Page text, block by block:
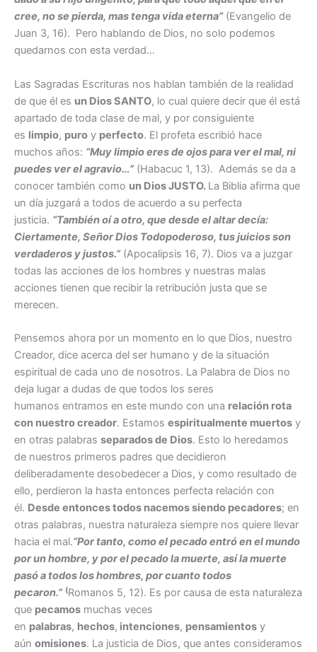
cree, no se pierda, mas tenga vida eterna”(Evangelio de
Juan 3, 16). Pero hablando de Dios, no solo podemos
quedarnos con esta verdad…
Las Sagradas Escrituras nos hablan también de la realidad
de que él es un Dios SANTO, lo cual quiere decir que él está
apartado de toda clase de mal, y por consiguiente
es limpio, puro y perfecto. El profeta escribió hace
muchos años: “Muy limpio eres de ojos para ver el mal, ni
puedes ver el agravio…”(Habacuc 1, 13). Además se da a
conocer también como un Dios JUSTO. La Biblia afirma que
un día juzgará a todos de acuerdo a su perfecta
justicia. “También oí a otro, que desde el altar decía:
Ciertamente, Señor Dios Todopoderoso, tus juicios son
verdaderos y justos.”(Apocalipsis 16, 7). Dios va a juzgar
todas las acciones de los hombres y nuestras malas
acciones tienen que recibir la retribución justa que se
merecen.
Pensemos ahora por un momento en lo que Dios, nuestro
Creador, dice acerca del ser humano y de la situación
espiritual de cada uno de nosotros. La Palabra de Dios no
deja lugar a dudas de que todos los seres
humanos entramos en este mundo con una relación rota
con nuestro creador. Estamos espiritualmente muertos y
en otras palabras separados de Dios. Esto lo heredamos
de nuestros primeros padres que decidieron
deliberadamente desobedecer a Dios, y como resultado de
ello, perdieron la hasta entonces perfecta relación con
él. Desde entonces todos nacemos siendo pecadores; en
otras palabras, nuestra naturaleza siempre nos quiere llevar
hacia el mal.“Por tanto, como el pecado entró en el mundo
por un hombre, y por el pecado la muerte, así la muerte
pasó a todos los hombres, por cuanto todos
pecaron.” (Romanos 5, 12). Es por causa de esta naturaleza
que pecamos muchas veces
en palabras, hechos, intenciones, pensamientos y
aún omisiones. La justicia de Dios, que antes consideramos